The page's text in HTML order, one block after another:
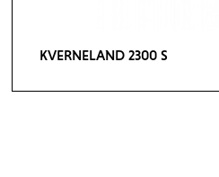
KVERNELAND 2300 S